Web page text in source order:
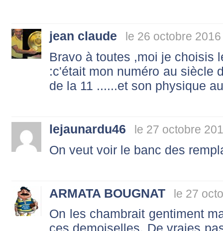
jean claude le 26 octobre
Bravo à toutes ,moi je choisis
:c'était mon numéro au siècle
de la 11 ......et son physique
lejaunardu46 le 27 octobre
On veut voir le banc des
ARMATA BOUGNAT le 27
On les chambrait gentiment
ces demoiselles. De vraies